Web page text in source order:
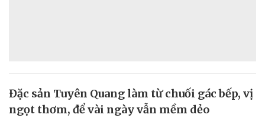
Đặc sản Tuyên Quang làm từ chuối gác bếp, vị
ngọt thơm, để vài ngày vẫn mềm dẻo